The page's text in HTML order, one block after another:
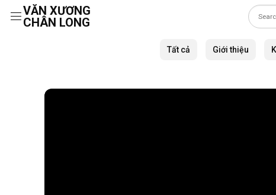
VĂN XƯƠNG
CHÂN LONG
Tất cả Giới thiệu